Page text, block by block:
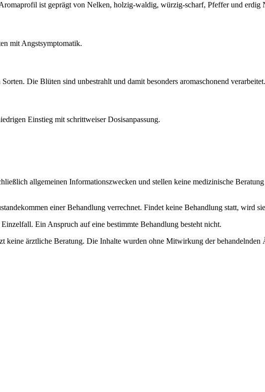
ist geprägt von Nelken, holzig-waldig, würzig-scharf, Pfeffer und erdig
mit Angstsymptomatik.
Die Blüten sind unbestrahlt und damit besonders aromaschonend verarbeitet.
Einstieg mit schrittweiser Dosisanpassung.
allgemeinen Informationszwecken und stellen keine medizinische
einer Behandlung verrechnet. Findet keine Behandlung statt, wird
Ein Anspruch auf eine bestimmte Behandlung besteht nicht.
keine ärztliche Beratung. Die Inhalte wurden ohne Mitwirkung der behandelnden